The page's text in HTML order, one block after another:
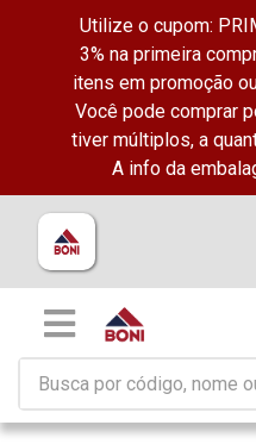
Utilize o cupom:
3% na primeira
itens em promoção
Você pode comprar
tiver múltiplos, a
A info da